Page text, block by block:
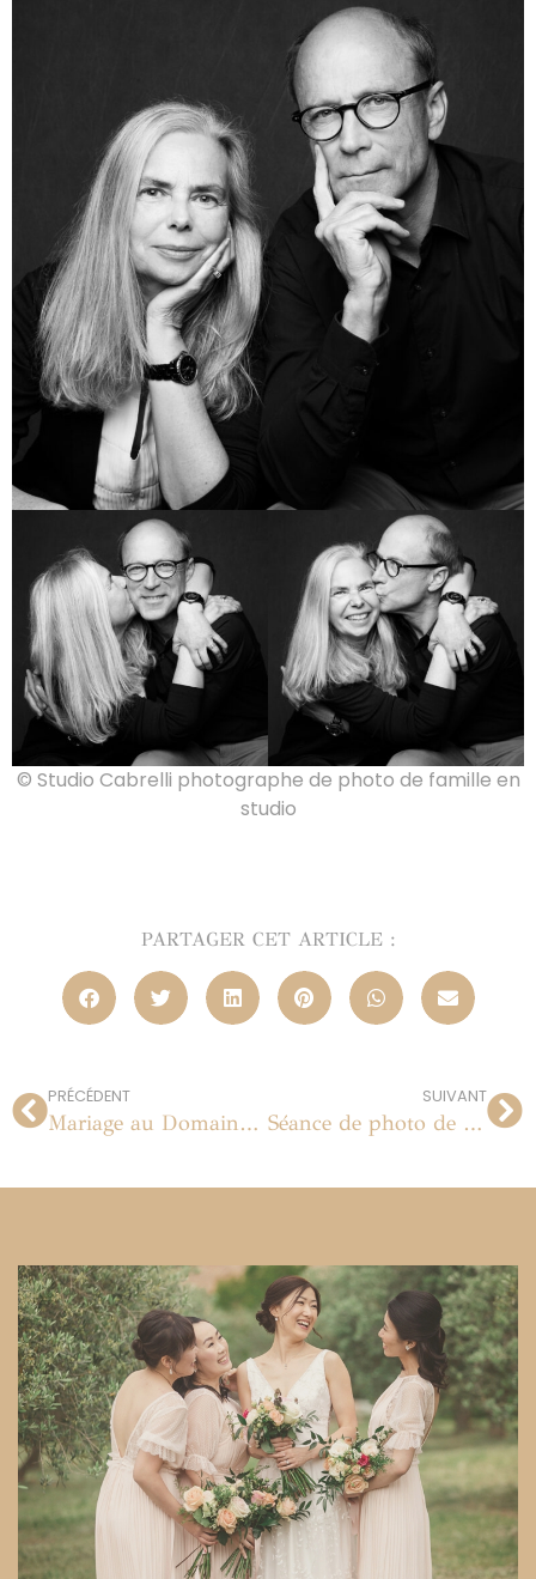
© Studio Cabrelli photographe de photo de famille en
studio
PARTAGER CET ARTICLE :
PRÉCÉDENT
Mariage au Domaine de Blanche Fleur en Provence
SUIVANT
Séance de photo de famille à Paris